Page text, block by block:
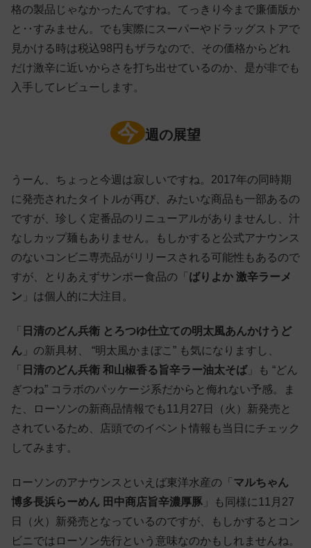
格の製品じゃなかったんですね。てっきり今まで廉価版か
と‥すみません。でも実際にスーパーやドラッグストアで
見かける時は税込98円もザラなので、その価格からどれ
だけ激辛に近いからさを打ち出せているのか、是が非でも
入手してレビューします。
今 週の展望
うーん、ちょっと今週は寂しいですね。2017年の同時期
に発売されたタイトルが再び、みたいな商品も一部あるの
ですが、珍しく定番品のリニューアルがありませんし、汁
なしカップ麺もありません。もしかすると公式アナウンス
のないコンビニ専売品がリリースされる可能性もあるので
すが、とりあえずサンポー食品の「 ばりよか 激辛ラーメ
ン 」は個人的に大注目。
「 日清のどん兵衛 とろつゆ仕立ての明太風あんかけうど
ん 」の新具材、 “明太風かまぼこ” も気になりますし、
「 日清のどん兵衛 和山椒香る旨辛ラー油太そば」も “どん
ぎつね” コラボのパッケージ系だからと侮れない予感。ま
た、ローソンの新商品情報でも11月27日（火）新発売と
されているため、店頭でのイベント情報も当日にチェック
してみます。
ローソンのアナウンスといえば東洋水産の「 マルちゃん
博多長浜らーめん 田中商店旨辛濃厚豚 」も同様に11月27
日（火）新発売となっているのですが、もしかするとコン
ビニではローソン先行という意味なのかもしれませんね。